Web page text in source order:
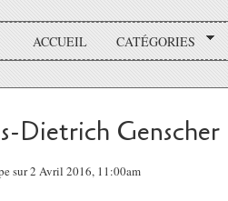
ACCUEIL CATÉGORIES
Dietrich Genscher
sur 2 Avril 2016, 11:00am